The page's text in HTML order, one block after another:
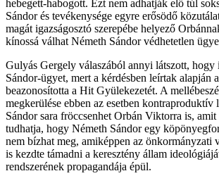
hebegett-habogott. Ezt nem adhatják elő túl
Sándor és tevékenysége egyre erősödő
magát igazságosztó szerepébe helyező
kínossá válhat Németh Sándor védhetetlen
Gulyás Gergely válaszából annyi látszott, hogy
Sándor-ügyet, mert a kérdésben leírtak alapján
beazonosította a Hit Gyülekezetét. A
megkerülése ebben az esetben kontraproduktív
Sándor sara fröccsenhet Orbán Viktorra is,
tudhatja, hogy Németh Sándor egy
nem bízhat meg, amiképpen az önkormányzati
is kezdte támadni a keresztény állam
rendszerének propagandája épül.